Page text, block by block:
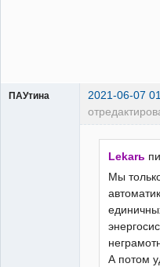
ПАУтина 2021-06-07
Lekarь
Мы
А потом